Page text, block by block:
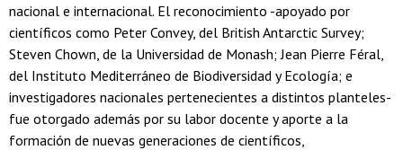
nacional e internacional. El reconocimiento -apoyado por
científicos como Peter Convey, del British Antarctic Survey;
Steven Chown, de la Universidad de Monash; Jean Pierre Féral,
del Instituto Mediterráneo de Biodiversidad y Ecología; e
investigadores nacionales pertenecientes a distintos planteles-
fue otorgado además por su labor docente y aporte a la
formación de nuevas generaciones de científicos,